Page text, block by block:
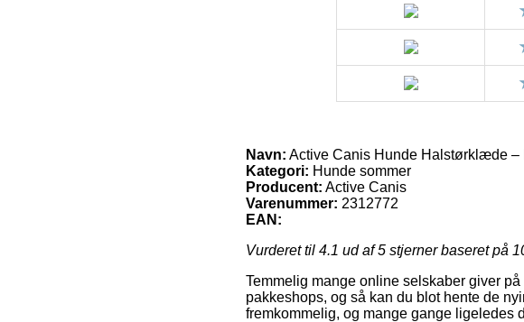
Navn: Active Canis Hunde Halstørklæde –
Kategori: Hunde sommer
Producent: Active Canis
Varenummer: 2312772
EAN:
Vurderet til 4.1 ud af 5 stjerner baseret på
Temmelig mange online selskaber giver
pakkeshops, og så kan du blot hente de
fremkommelig, og mange gange ligeledes